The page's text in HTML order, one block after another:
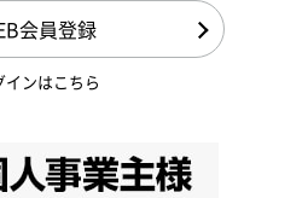
会員登録
インはこちら